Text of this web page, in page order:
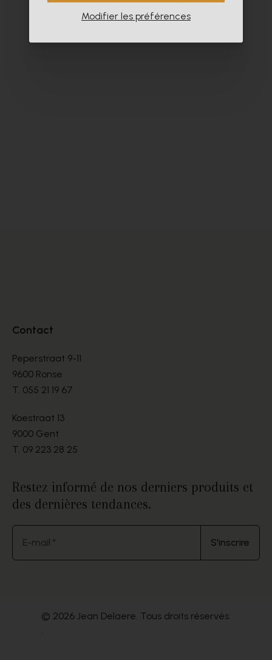
Contact
Peperstraat 9-11
9600 Ronse
T. 055 21 19 67
Koestraat 13
9000 Gent
T. 09 223 28 25
Restez informé de nos derniers produits et
des dernières tendances.
E-mail * S'inscrire
© 2026 Jean Delaere. Tous droits réservés.
.
Modifier les préférences